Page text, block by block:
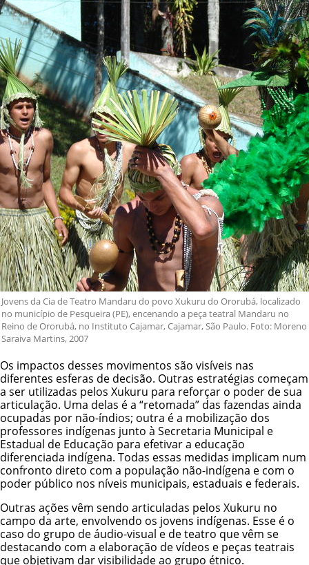
Jovens da Cia de Teatro Mandaru do povo Xukuru do Ororubá, localizado
no município de Pesqueira (PE), encenando a peça teatral Mandaru no
Reino de Ororubá, no Instituto Cajamar, Cajamar, São Paulo. Foto: Moreno
Saraiva Martins, 2007
Os impactos desses movimentos são visíveis nas
diferentes esferas de decisão. Outras estratégias começam
a ser utilizadas pelos Xukuru para reforçar o poder de sua
articulação. Uma delas é a “retomada” das fazendas ainda
ocupadas por não-índios; outra é a mobilização dos
professores indígenas junto à Secretaria Municipal e
Estadual de Educação para efetivar a educação
diferenciada indígena. Todas essas medidas implicam num
confronto direto com a população não-indígena e com o
poder público nos níveis municipais, estaduais e federais.
Outras ações vêm sendo articuladas pelos Xukuru no
campo da arte, envolvendo os jovens indígenas. Esse é o
caso do grupo de áudio-visual e de teatro que vêm se
destacando com a elaboração de vídeos e peças teatrais
que objetivam dar visibilidade ao grupo étnico.